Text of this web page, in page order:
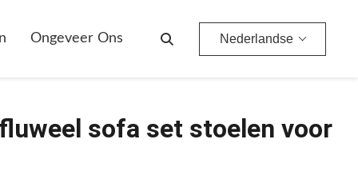
Ongeveer Ons Nederlandse
sofa set stoelen voor